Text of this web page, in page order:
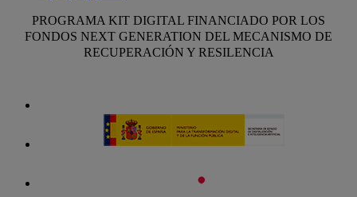
PROGRAMA KIT DIGITAL FINANCIADO POR LOS
FONDOS NEXT GENERATION DEL MECANISMO DE
RECUPERACIÓN Y RESILENCIA